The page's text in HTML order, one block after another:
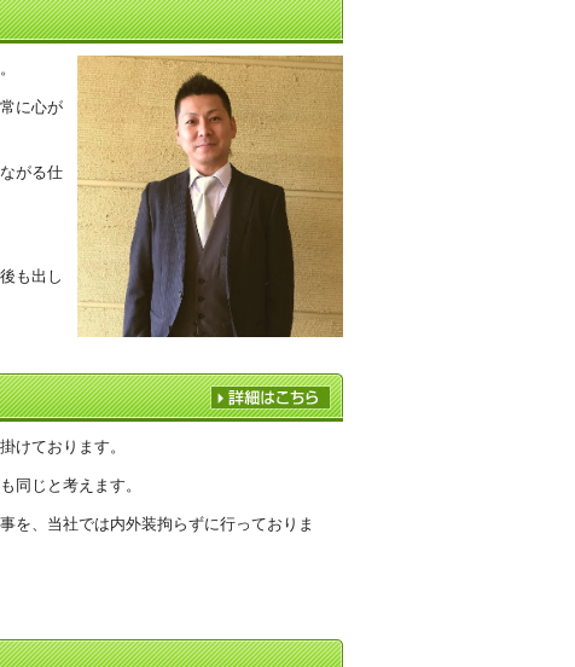
に心が
がる仕
も出し
けております。
同じと考えます。
を、当社では内外装拘らずに行っておりま